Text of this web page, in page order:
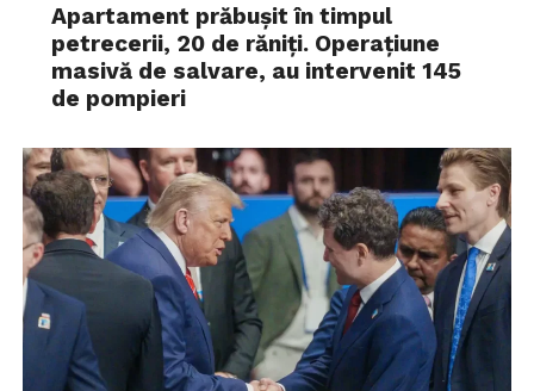
Apartament prăbușit în timpul
petrecerii, 20 de răniți. Operațiune
masivă de salvare, au intervenit 145
de pompieri